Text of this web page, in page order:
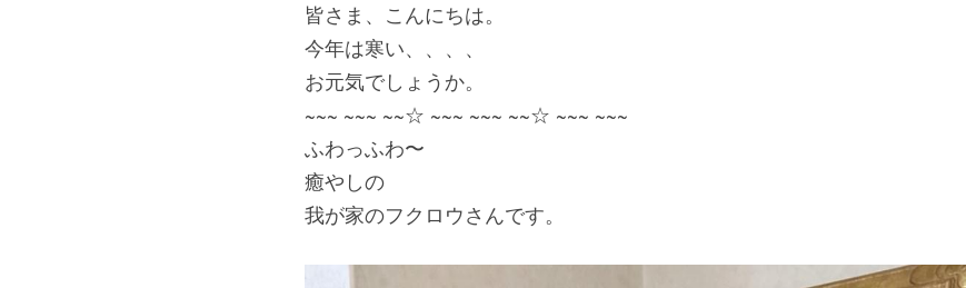
皆さま、こんにちは。
今年は寒い、、、、
お元気でしょうか。
~~~ ~~~ ~~☆ ~~~ ~~~ ~~☆ ~~~ ~~~
ふわっふわ〜
癒やしの
我が家のフクロウさんです。